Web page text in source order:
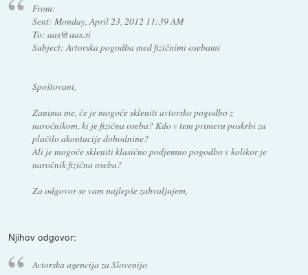
From:
Sent: Monday, April 23, 2012 11:39 AM
To: aas@aas.si
Subject: Avtorska pogodba med fizičnimi osebami
Spoštovani,
Zanima me, če je mogoče skleniti avtorsko pogodbo z
naročnikom, ki je fizična oseba? Kdo v tem primeru poskrbi za
plačilo akontacije dohodnine?
Ali je mogoče skleniti klasično podjemno pogodbo v kolikor je
naročnik fizična oseba?
Za odgovor se vam najlepše zahvaljujem,
Njihov odgovor:
Avtorska agencija za Slovenijo